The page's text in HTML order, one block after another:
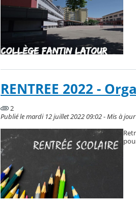
RENTREE 2022 -
2
Publié le mardi 12 juillet 2022 09:02 - Mis à